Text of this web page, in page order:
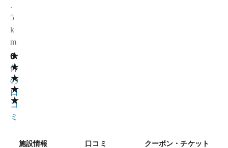
.
5
k
m
★
★
★
★
★
0
0
件
の
口
コ
ミ
施設情報 口コミ クーポン・チケット